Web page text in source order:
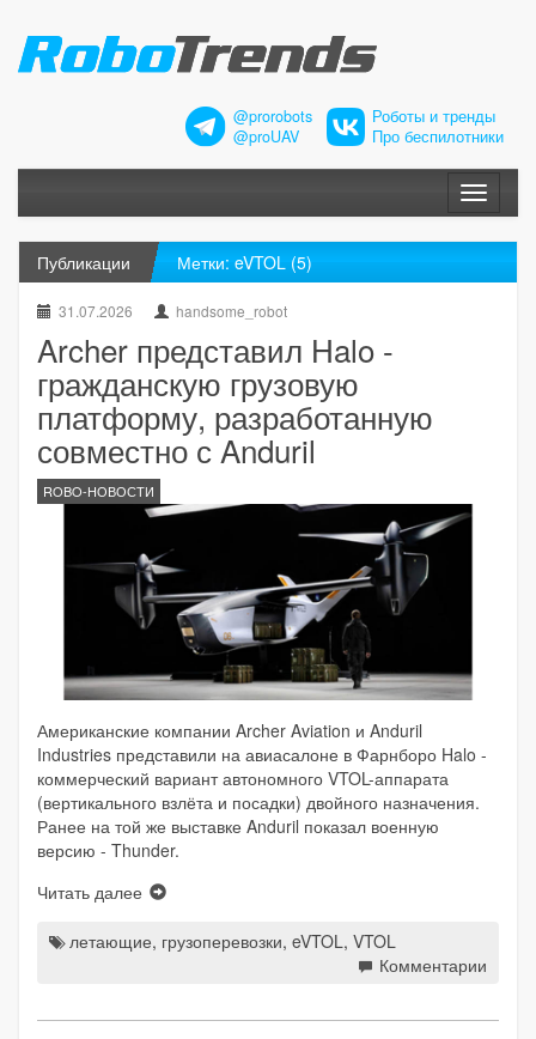
@prorobots
@proUAV
Роботы и тренды
Про беспилотники
Меню
Публикации Метки: eVTOL (5)
31.07.2026 handsome_robot
Archer представил Halo -
гражданскую грузовую
платформу, разработанную
совместно с Anduril
ROBO-НОВОСТИ
Американские компании Archer Aviation и Anduril
Industries представили на авиасалоне в Фарнборо Halo -
коммерческий вариант автономного VTOL-аппарата
(вертикального взлёта и посадки) двойного назначения.
Ранее на той же выставке Anduril показал военную
версию - Thunder.
Читать далее
летающие, грузоперевозки, eVTOL, VTOL
Комментарии